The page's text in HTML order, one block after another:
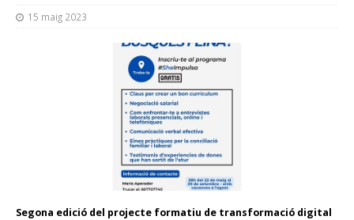
15 maig 2023
Segona edició del projecte formatiu de transformació digital